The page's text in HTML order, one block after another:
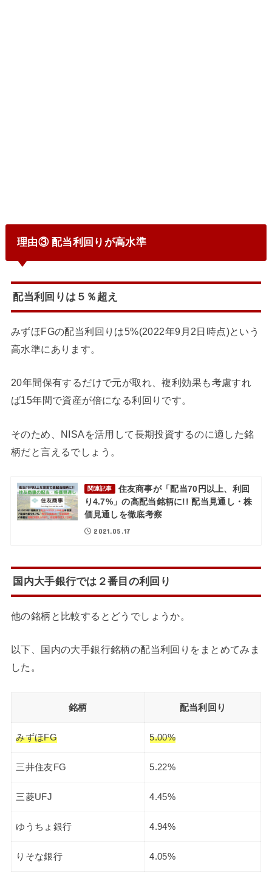
理由③ 配当利回りが高水準
配当利回りは５％超え
みずほFGの配当利回りは5%(2022年9月2日時点)という
高水準にあります。
20年間保有するだけで元が取れ、複利効果も考慮すれ
ば15年間で資産が倍になる利回りです。
そのため、NISAを活用して長期投資するのに適した銘
柄だと言えるでしょう。
関連記事
住友商事が「配当70円以上、利回
り4.7%」の高配当銘柄に!! 配当見通し・株
価見通しを徹底考察
2021.05.17
国内大手銀行では２番目の利回り
他の銘柄と比較するとどうでしょうか。
以下、国内の大手銀行銘柄の配当利回りをまとめてみま
した。
銘柄 配当利回り
みずほFG 5.00%
三井住友FG 5.22%
三菱UFJ 4.45%
ゆうちょ銀行 4.94%
りそな銀行 4.05%